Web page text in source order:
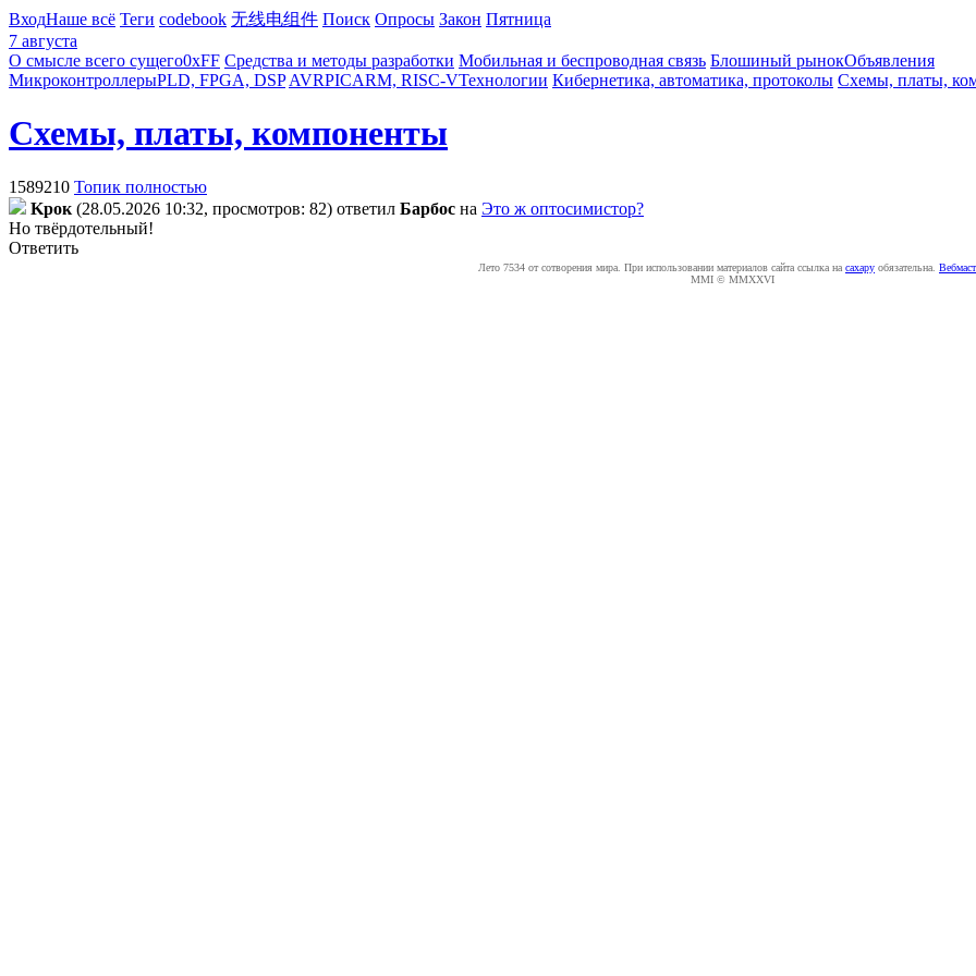
ВходНаше всё Теги codebook 无线电组件 Поиск Опросы Закон Пятница
7 августа
О смысле всего сущего0xFF Средства и методы разработки Мобильная и беспроводная связь Блошиный рынокОбъявления
МикроконтроллерыPLD, FPGA, DSP AVRPICARM, RISC-VТехнологии Кибернетика, автоматика, протоколы Схемы, платы,
Схемы, платы, компоненты
1589210 Топик полностью
Kpoк (28.05.2026 10:32, просмотров: 82) ответил Бapбoc на Это ж оптосимистор?
Но твёрдотельный!
Ответить
Лето 7534 от сотворения мира. При использовании материалов сайта ссылка на caxapу обязательна.
MMI © MMXXVI